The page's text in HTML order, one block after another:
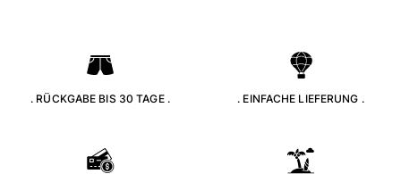
. RÜCKGABE BIS 30 TAGE . . EINFACHE LIEFERUNG .